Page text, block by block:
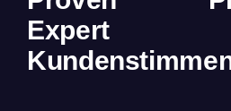
Expert